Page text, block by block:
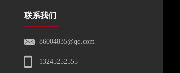
联系我们
86004835@qq.com
13245252555